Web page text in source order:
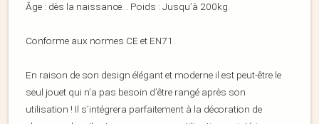
Âge : dès la naissance… Poids : Jusqu’à 200kg.
Conforme aux normes CE et EN71.
En raison de son design élégant et moderne il est peut-être le
seul jouet qui n’a pas besoin d’être rangé après son
utilisation ! Il s’intégrera parfaitement à la décoration de